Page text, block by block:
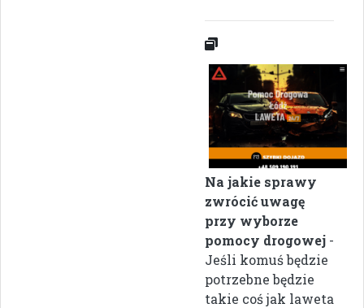
Na jakie sprawy
zwrócić uwagę
przy wyborze
pomocy drogowej -
Jeśli komuś będzie
potrzebne będzie
takie coś jak laweta